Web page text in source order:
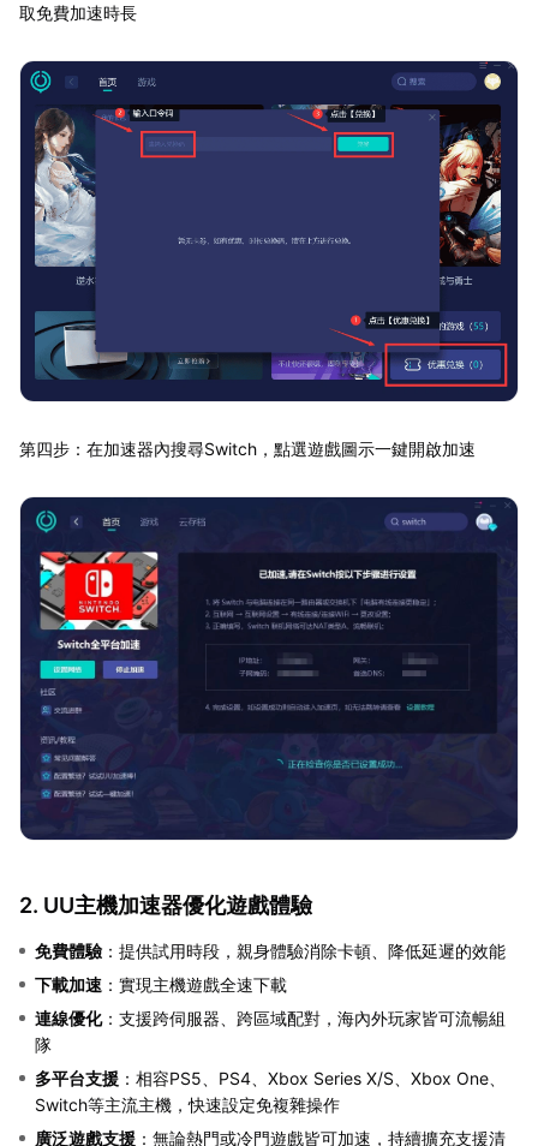
取免費加速時長
第四步：在加速器內搜尋Switch，點選遊戲圖示一鍵開啟加速
2. UU主機加速器優化遊戲體驗
免費體驗 ：提供試用時段，親身體驗消除卡頓、降低延遲的效能
下載加速 ：實現主機遊戲全速下載
連線優化：支援跨伺服器、跨區域配對，海內外玩家皆可流暢組
隊
多平台支援 ：相容PS5、PS4、Xbox Series X/S、Xbox One、
Switch等主流主機，快速設定免複雜操作
廣泛遊戲支援 ：無論熱門或冷門遊戲皆可加速，持續擴充支援清